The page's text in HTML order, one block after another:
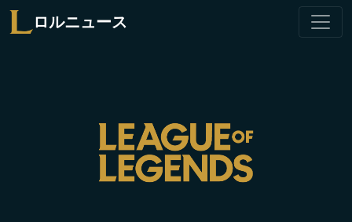
ロルニュース